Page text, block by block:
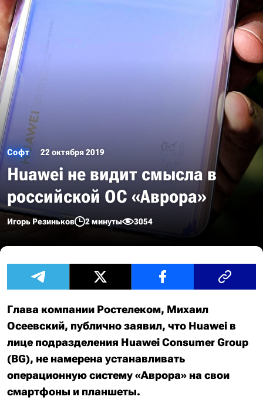
Софт 22 октября 2019
Huawei не видит смысла в
российской ОС «Аврора»
Игорь Резиньков 2 минуты 3054
Глава компании Ростелеком, Михаил
Осеевский, публично заявил, что Huawei в
лице подразделения Huawei Consumer Group
(BG), не намерена устанавливать
операционную систему «Аврора» на свои
смартфоны и планшеты.